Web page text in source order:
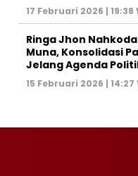
17 Februari 2026 | 19:38
Ringa Jhon Nahkodai
Muna, Konsolidasi
Jelang Agenda
15 Februari 2026 | 14:27